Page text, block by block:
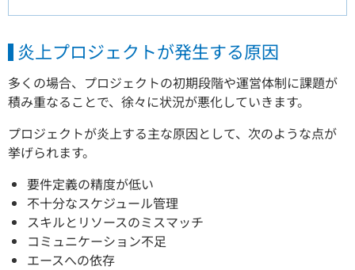
炎上プロジェクトが発生する原因
多くの場合、プロジェクトの初期段階や運営体制に課題が
積み重なることで、徐々に状況が悪化していきます。
プロジェクトが炎上する主な原因として、次のような点が
挙げられます。
要件定義の精度が低い
不十分なスケジュール管理
スキルとリソースのミスマッチ
コミュニケーション不足
エースへの依存